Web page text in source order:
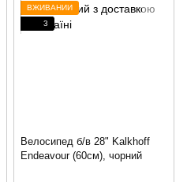
ВЖИВАНИЙ
3
Велосипед б/в 28" Kalkhoff
Endeavour (60см), чорний